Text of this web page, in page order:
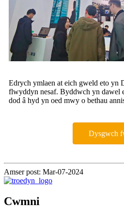
Edrych ymlaen at eich gweld eto yn
flwyddyn nesaf. Byddwch yn dawel
dod â hyd yn oed mwy o bethau
Dysgwch
Amser post: Mar-07-2024
Cwmni